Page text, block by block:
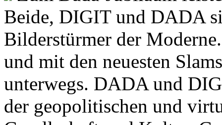
Beide, DIGIT und DADA
Bilderstürmer der
und mit den neuesten
unterwegs. DADA und
der geopolitischen und